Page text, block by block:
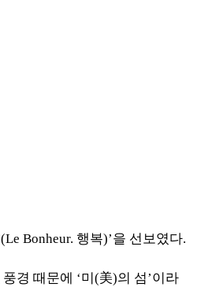
Bonheur. 행복)’을 선보였다.
경 때문에 ‘미(美)의 섬’이라